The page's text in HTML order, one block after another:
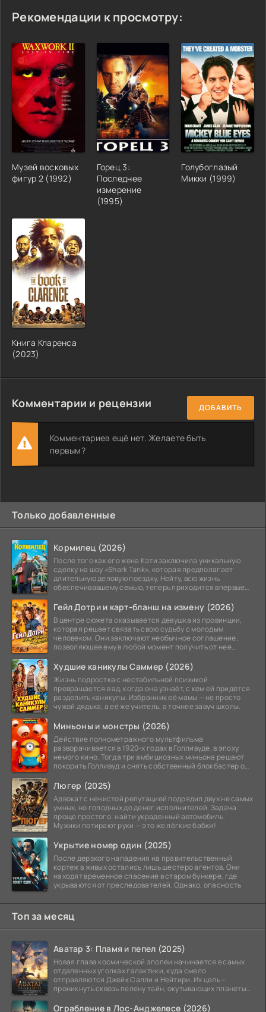
Рекомендации к просмотру:
Музей восковых
фигур 2 (1992)
Горец 3:
Последнее
измерение
(1995)
Голубоглазый
Микки (1999)
Книга Кларенса
(2023)
Комментарии и рецензии ДОБАВИТЬ
Комментариев ещё нет. Желаете быть
первым?
Только добавленные
Кормилец (2026)
После того как его жена Кэти заключила уникальную
сделку на шоу «Shark Tank», которая предполагает
длительную деловую поездку, Нейту, всю жизнь
обеспечивавшему семью, теперь приходится впервые
Гейл Дотри и карт-бланш на измену (2026)
В центре сюжета оказывается девушка из провинции,
которая решает связать свою судьбу с молодым
человеком. Они заключают необычное соглашение,
позволяющее ему в любой момент получить от нее
Худшие каникулы Саммер (2026)
Жизнь подростка с нестабильной психикой
превращается в ад, когда она узнаёт, с кем ей придётся
разделить каникулы. Избранник её мамы — не просто
чужой дядька, а её же учитель, а точнее завуч школы.
Миньоны и монстры (2026)
Действие полнометражного мультфильма
разворачивается в 1920-х годах в Голливуде, в эпоху
немого кино. Тогда три амбициозных миньона решают
покорить Голливуд и снять собственный блокбастер о
Люгер (2025)
Адвокат с нечистой репутацией подрядил двух не самых
умных, но голодных до денег исполнителей. Задача
проще простого: найти украденный автомобиль.
Мужики потирают руки — это же лёгкие бабки!
Укрытие номер один (2025)
После дерзкого нападения на правительственный
кортеж в живых остались лишь шестеро агентов. Они
находят временное спасение в старом бункере, где
укрываются от преследователей. Однако, опасность
Топ за месяц
Аватар 3: Пламя и пепел (2025)
Новая глава космической эпопеи начинается в самых
отдаленных уголках галактики, куда смело
отправляются Джейк Салли и Нейтири. Их цель –
проникнуть сквозь пелену тайн, окутывающих планеты
Ограбление в Лос-Анджелесе (2026)